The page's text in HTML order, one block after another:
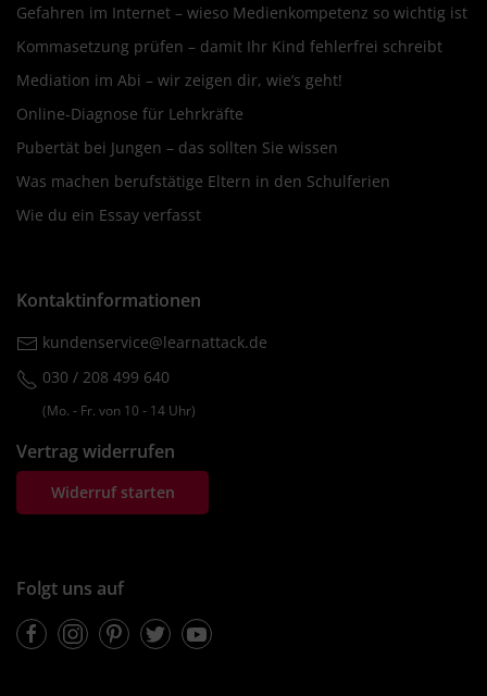
Gefahren im Internet – wieso Medienkompetenz so wichtig ist
Kommasetzung prüfen – damit Ihr Kind fehlerfrei schreibt
Mediation im Abi – wir zeigen dir, wie’s geht!
Online-Diagnose für Lehrkräfte
Pubertät bei Jungen – das sollten Sie wissen
Was machen berufstätige Eltern in den Schulferien
Wie du ein Essay verfasst
Kontaktinformationen
kundenservice@learnattack.de
030 / 208 499 640
(Mo. ‐ Fr. von 10 ‐ 14 Uhr)
Vertrag widerrufen
Widerruf starten
Folgt uns auf
FacebookInstagramPinterestTwitterYoutube